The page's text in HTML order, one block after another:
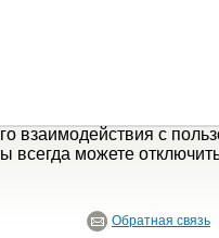
взаимодействия с
всегда можете
Обратная связь